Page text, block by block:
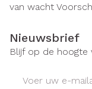
van wacht
Nieuwsbrief
Blijf op de hoogte